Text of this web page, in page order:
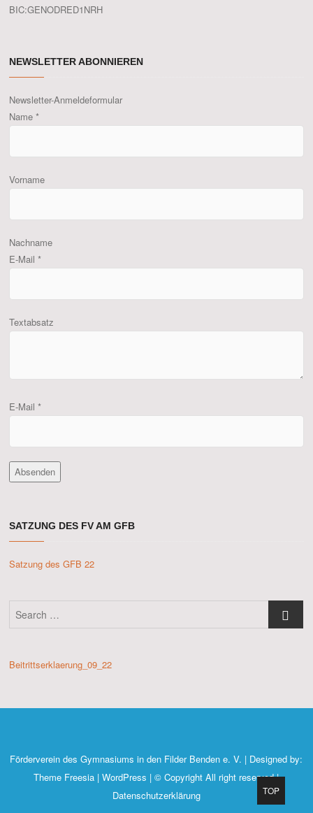
BIC:GENODRED1NRH
NEWSLETTER ABONNIEREN
Newsletter-Anmeldeformular
Name*
Vorname
Nachname
E-Mail*
Textabsatz
E-Mail*
Absenden
SATZUNG DES FV AM GFB
Satzung des GFB 22
Search
…
Beitrittserklaerung_09_22
Förderverein des Gymnasiums in den Filder Benden e. V. | Designed by:
Theme Freesia |WordPress | © Copyright All right reserved |
Datenschutzerklärung
TOP